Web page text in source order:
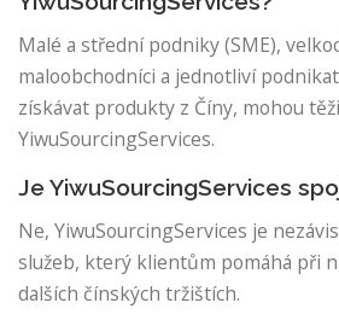
Malé a střední podniky (SME),
maloobchodníci a jednotliví
získávat produkty z Číny, mohou
YiwuSourcingServices.
Je YiwuSourcingServices
Ne, YiwuSourcingServices je
služeb, který klientům pomáhá při
dalších čínských tržištích.